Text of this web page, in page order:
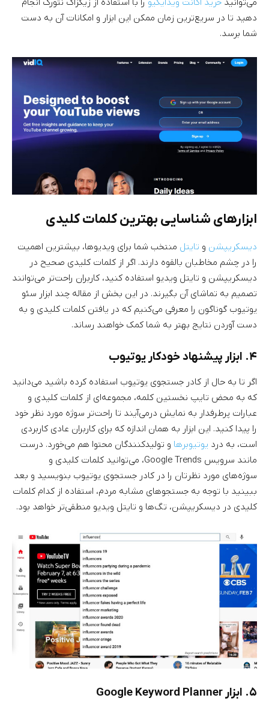
دهید تا در سریع‌ترین زمان ممکن این ابزار و امکانات آن به دست
شما برسد.
ابزارهای شناسایی بهترین کلمات کلیدی
دیسکریپشن و تایتل منتخب شما برای ویدیوها، بیشترین اهمیت
را در چشم مخاطبان بالقوه دارند. اگر از کلمات کلیدی صحیح در
دیسکریپشن و تایتل ویدیو استفاده کنید، کاربران راحت‌تر می‌توانند
تصمیم به تماشای آن بگیرند. در این بخش از مقاله چند ابزار سئو
یوتیوب گوناگون را معرفی می‌کنیم که در یافتن کلمات کلیدی و به
دست آوردن نتایج بهتر به شما کمک خواهند رساند.
۴. ابزار پیشنهاد خودکار یوتیوب
اگر تا به حال از کادر جستجوی یوتیوب استفاده کرده باشید می‌دانید
که به محض تایپ نخستین کلمه، مجموعه‌ای از کلمات کلیدی و
عبارات پرطرفدار به نمایش درمی‌آیند تا راحت‌تر سوژه مورد نظر خود
را پیدا کنید. این ابزار به همان اندازه که برای کاربران عادی کاربردی
است، به درد یوتیوبرها و تولیدکنندگان محتوا هم می‌خورد. درست
مانند سرویس Google Trends، می‌توانید کلمات کلیدی و
سوژه‌های مورد نظرتان را در کادر جستجوی یوتیوب بنویسید و بعد
ببینید با توجه به جستجوهای مشابه مردم، استفاده از کدام کلمات
کلیدی در دیسکریپشن، تگ‌ها و تایتل ویدیو منطقی‌تر خواهد بود.
۵. ابزار Google Keyword Planner